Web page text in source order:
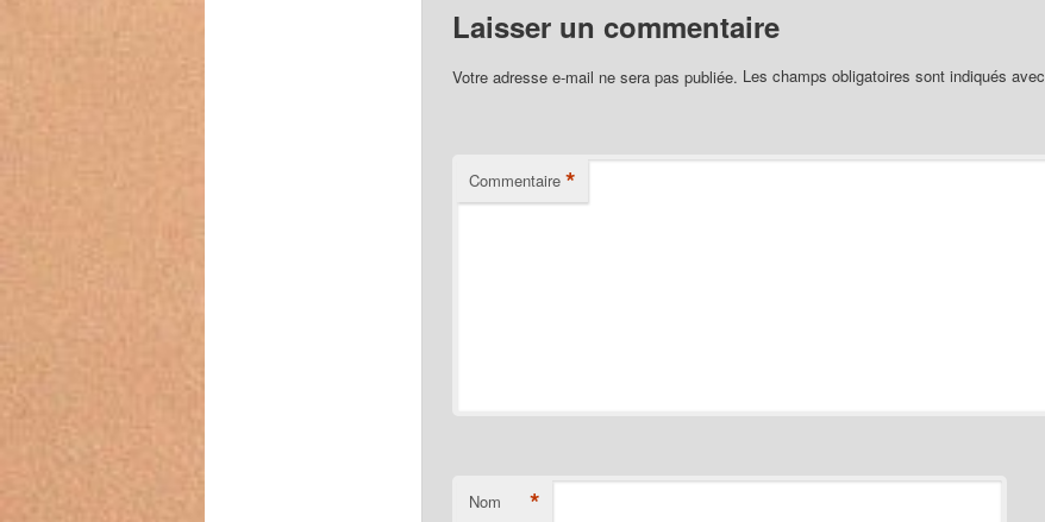
Laisser un commentaire
Votre adresse e-mail ne sera pas publiée. Les champs obligatoires sont indiqués avec
Commentaire *
Nom *